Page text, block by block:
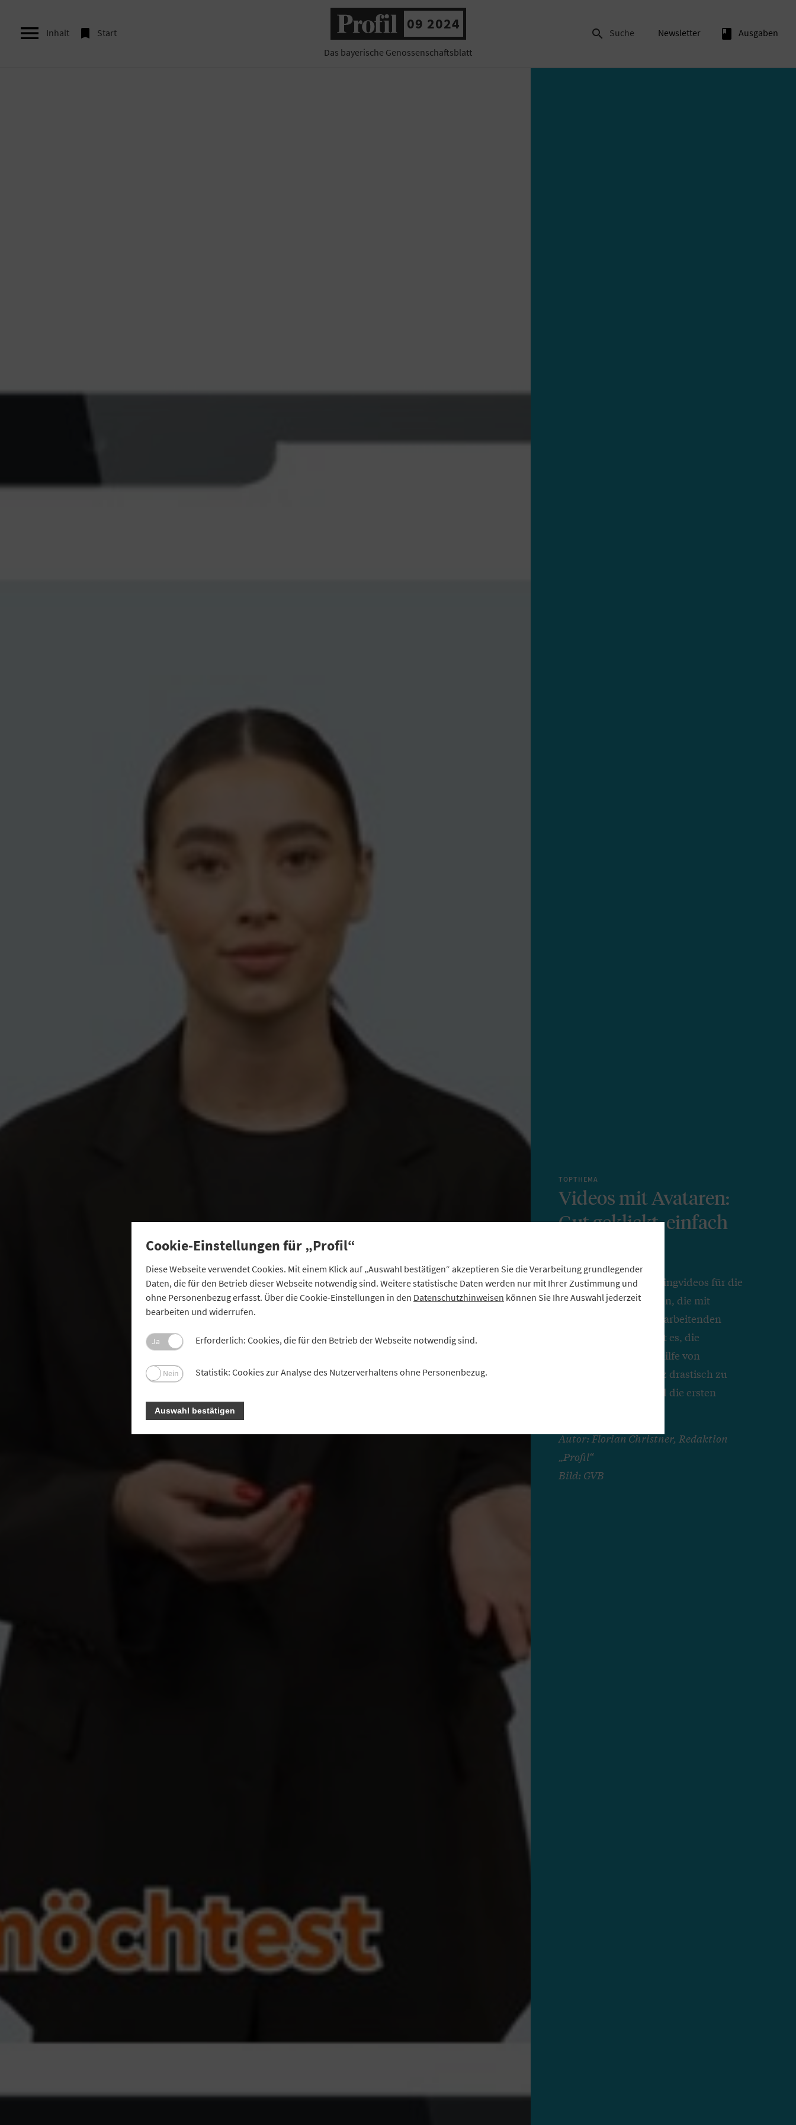
 Inhalt  Start
09 2024
Das bayerische Genossenschaftsblatt
 Suche Newsletter book Ausgaben
TOPTHEMA
Videos mit Avataren:
Gut geklickt, einfach
Der GVB testet Marketingvideos für die
bayerischen VR-Banken, die mit
Avataren von GVB-Mitarbeitenden
erstellt wurden. Ziel ist es, die
Videoproduktion mithilfe von
Künstlicher Intelligenz drastisch zu
vereinfachen. Wie sind die ersten
Autor: Florian Christner, Redaktion
„Profil“
Bild: GVB
Cookie-Einstellungen für „Profil“
Diese Webseite verwendet Cookies. Mit einem Klick auf „Auswahl bestätigen“ akzeptieren Sie die Verarbeitung grundlegender
Daten, die für den Betrieb dieser Webseite notwendig sind. Weitere statistische Daten werden nur mit Ihrer Zustimmung und
ohne Personenbezug erfasst. Über die Cookie-Einstellungen in den Datenschutzhinweisen können Sie Ihre Auswahl jederzeit
bearbeiten und widerrufen.
Ja Erforderlich: Cookies, die für den Betrieb der Webseite notwendig sind.
Nein Statistik: Cookies zur Analyse des Nutzerverhaltens ohne Personenbezug.
Auswahl bestätigen